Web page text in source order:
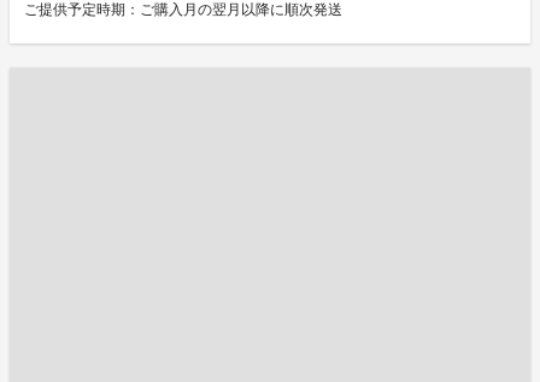
ご提供予定時期：ご購入月の翌月以降に順次発送